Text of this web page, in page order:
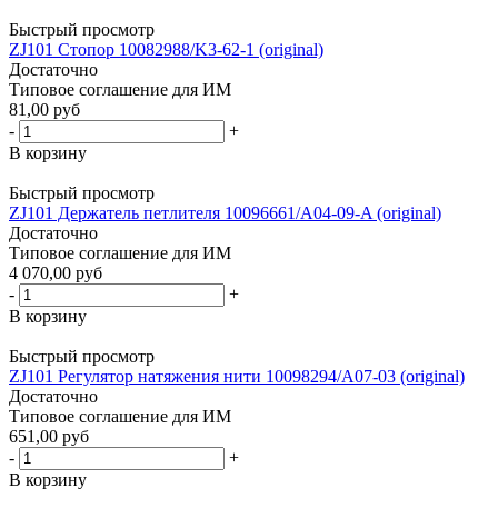
Быстрый просмотр
ZJ101 Стопор 10082988/K3-62-1 (original)
Достаточно
Типовое соглашение для ИМ
81,00 руб
-
+
В корзину
Быстрый просмотр
ZJ101 Держатель петлителя 10096661/A04-09-A (original)
Достаточно
Типовое соглашение для ИМ
4 070,00 руб
-
+
В корзину
Быстрый просмотр
ZJ101 Регулятор натяжения нити 10098294/A07-03 (original)
Достаточно
Типовое соглашение для ИМ
651,00 руб
-
+
В корзину